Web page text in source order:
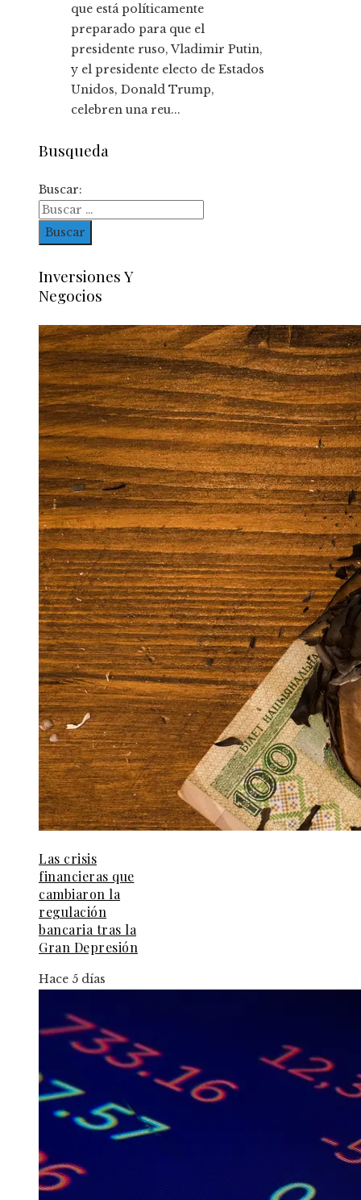
que está políticamente
preparado para que el
presidente ruso, Vladimir Putin,
y el presidente electo de Estados
Unidos, Donald Trump,
celebren una reu...
Busqueda
Buscar:
Inversiones Y
Negocios
Las crisis
financieras que
cambiaron la
regulación
bancaria tras la
Gran Depresión
Hace 5 días